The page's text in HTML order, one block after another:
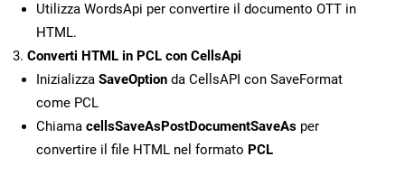
Utilizza WordsApi per convertire il documento OTT in
HTML.
Converti HTML in PCL con CellsApi
Inizializza SaveOption da CellsAPI con SaveFormat
come PCL
Chiama cellsSaveAsPostDocumentSaveAs per
convertire il file HTML nel formato PCL